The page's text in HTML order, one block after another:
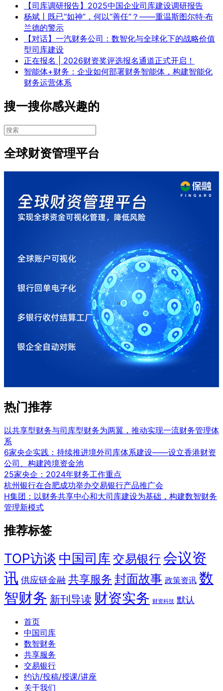
【司库调研报告】2025中国企业司库建设调研报告
杨斌丨既已“如神”，何以“善任”？——重温斯图尔特·布
兰德的警示
【对话】一汽财务公司：数智化与全球化下的战略价值
型司库建设
正在报名 | 2026财资奖评选报名通道正式开启！
智能体+财务：企业如何部署财务智能体，构建智能化
财务运营体系
搜一搜你感兴趣的
全球财资管理平台
热门推荐
以共享型财务与司库型财务为两翼，推动实现一流财务管理体
系
6家央企实践：持续推进境外司库体系建设——设立香港财资
公司、构建跨境资金池
25家央企：2024年财务工作重点
杭州银行在合肥成功举办交易银行产品推广会
H集团：以财务共享中心和大司库建设为基础，构建数智财务
管理新模式
推荐标签
TOP访谈 中国司库 交易银行会议资
讯 供应链金融 共享服务 封面故事 政策资讯 数
智财务 新刊导读 财资实务 财资科技 默认
首页
中国司库
数智财务
共享服务
交易银行
约访/投稿/授课/讲座
关于我们